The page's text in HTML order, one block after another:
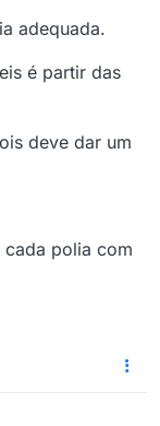
adequada.
é partir das
deve dar um
polia com